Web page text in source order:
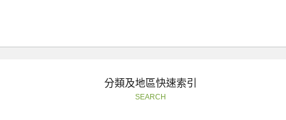
分類及地區快速索引
SEARCH